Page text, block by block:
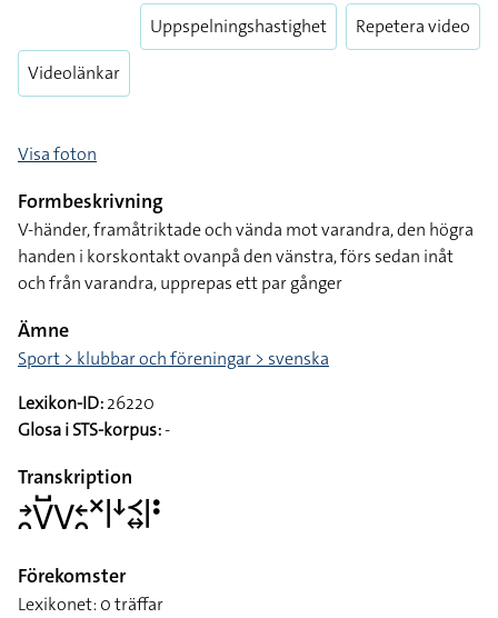
Videolänkar
Uppspelningshastighet Repetera video
Visa foton
Formbeskrivning
V-händer, framåtriktade och vända mot varandra, den högra
handen i korskontakt ovanpå den vänstra, förs sedan inåt
och från varandra, upprepas ett par gånger
Ämne
Sport > klubbar och föreningar > svenska
Lexikon-ID:26220
Glosa i STS-korpus:-
Transkription
􌥔􌥘􌤭􌤹􌤭􌥓􌥘􌦎􌥼􌦄􌥹􌦉􌥼􌥻
Förekomster
Lexikonet: 0 träffar